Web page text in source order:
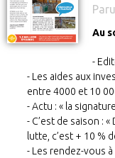
Au
Les aides aux
entre 4000 et 10
Actu : « la
C’est de saison :
lutte, c’est + 10 %
Les rendez-vous